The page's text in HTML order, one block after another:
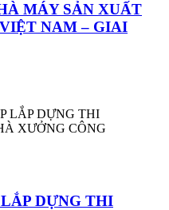
MÁY SẢN XUẤT
NAM – GIAI
DỰNG THI